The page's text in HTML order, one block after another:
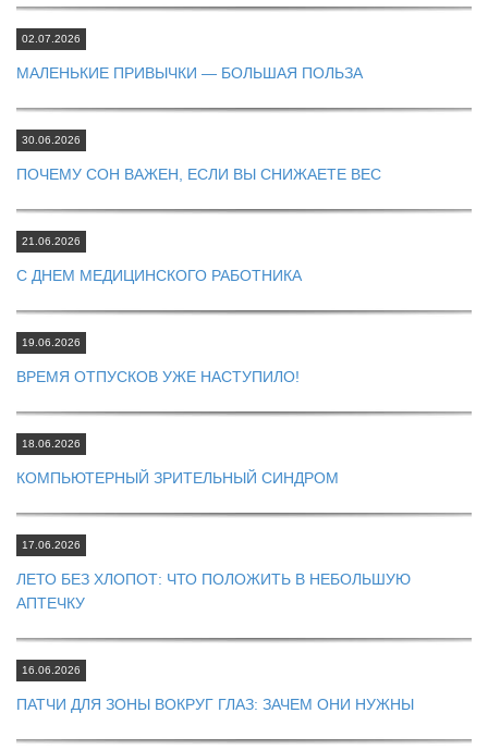
02.07.2026
МАЛЕНЬКИЕ ПРИВЫЧКИ — БОЛЬШАЯ ПОЛЬЗА
30.06.2026
ПОЧЕМУ СОН ВАЖЕН, ЕСЛИ ВЫ СНИЖАЕТЕ ВЕС
21.06.2026
С ДНЕМ МЕДИЦИНСКОГО РАБОТНИКА
19.06.2026
ВРЕМЯ ОТПУСКОВ УЖЕ НАСТУПИЛО!
18.06.2026
КОМПЬЮТЕРНЫЙ ЗРИТЕЛЬНЫЙ СИНДРОМ
17.06.2026
ЛЕТО БЕЗ ХЛОПОТ: ЧТО ПОЛОЖИТЬ В НЕБОЛЬШУЮ
АПТЕЧКУ
16.06.2026
ПАТЧИ ДЛЯ ЗОНЫ ВОКРУГ ГЛАЗ: ЗАЧЕМ ОНИ НУЖНЫ